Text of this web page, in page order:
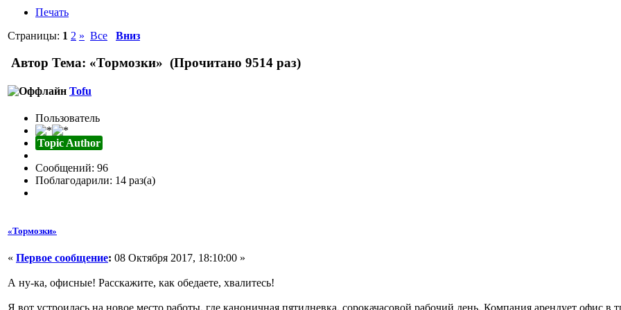
Печать
Страницы: 1 2 » Все Вниз
Автор Тема: «Тормозки» (Прочитано 9514 раз)
Tofu
Пользователь
Topic Author
Сообщений: 96
Поблагодарили: 14 раз(а)
«Тормозки»
« Первое сообщение: 08 Октября 2017, 18:10:00 »
А ну-ка, офисные! Расскажите, как обедаете, хвалитесь!